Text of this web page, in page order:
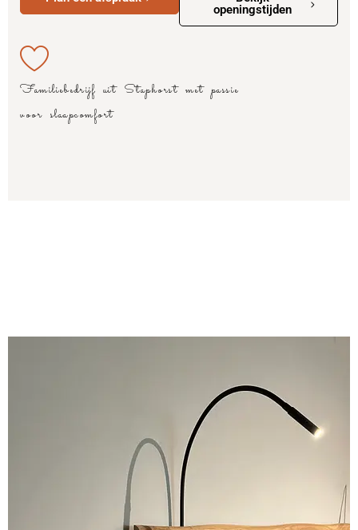
openingstijden
Familiebedrijf uit Staphorst met passie
voor slaapcomfort